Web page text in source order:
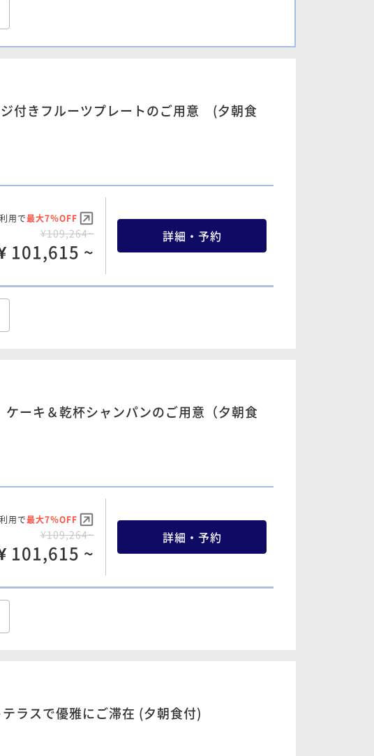
用で
¥ 89,798 ~
用で 最大7％OFF
用で最大7％OFF
¥157,542~
146,514 ~
詳細・予約
付きフルーツプレートのご用意 (夕朝食
用で最大7％OFF
¥109,264~
101,615 ~
詳細・予約
用で
用で 最大7％OFF
用で最大7％OFF
¥157,542~
146,514 ~
詳細・予約
ーキ＆乾杯シャンパンのご用意（夕朝食
用で最大7％OFF
¥109,264~
101,615 ~
詳細・予約
用で
用で 最大7％OFF
ラスで優雅にご滞在 (夕朝食付)